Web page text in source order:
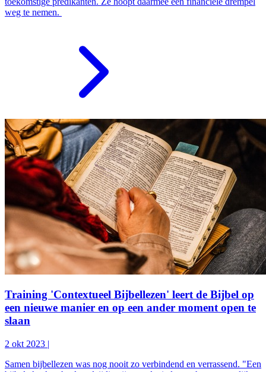
weg te nemen.
Training 'Contextueel Bijbellezen' leert de Bijbel op
een nieuwe manier en op een ander moment open te
slaan
2 okt 2023 |
Samen bijbellezen was nog nooit zo verbindend en verrassend. "Een